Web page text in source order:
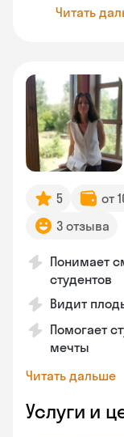
Читать
5 от
3 отзыва
Понимает
студентов
Видит
Помогает
мечты
Читать дальше
Услуги и